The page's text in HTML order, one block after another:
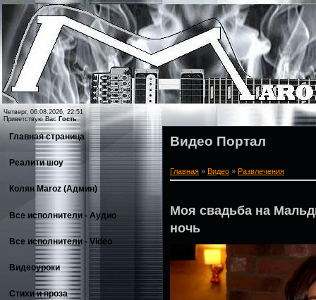
Четверг, 06.08.2026, 22:51
Приветствую Вас Гость
Главная страница
Реалити шоу
Колян Maroz (Админ)
Все исполнители - Аудио
Все исполнители - Video
Видеоуроки
Стихи и проза
Видео Портал
Главная » Видео » Развлечения
Моя свадьба на
ночь